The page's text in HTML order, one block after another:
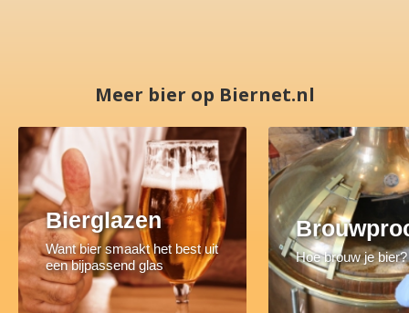
Meer bier op Biernet.nl
Bierglazen
Want bier smaakt het best uit
een bijpassend glas
Hoe brouw je bier?